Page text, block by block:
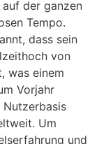
der ganzen
Tempo.
dass sein
von
was einem
Vorjahr
Um
und